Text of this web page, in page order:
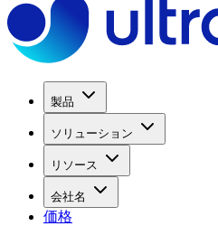
製品
ソリューション
リソース
会社名
価格